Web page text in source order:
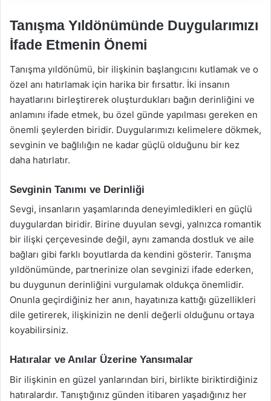
Tanışma Yıldönümünde Duygularımızı
İfade Etmenin Önemi
Tanışma yıldönümü, bir ilişkinin başlangıcını kutlamak ve o
özel anı hatırlamak için harika bir fırsattır. İki insanın
hayatlarını birleştirerek oluşturdukları bağın derinliğini ve
anlamını ifade etmek, bu özel günde yapılması gereken en
önemli şeylerden biridir. Duygularımızı kelimelere dökmek,
sevginin ve bağlılığın ne kadar güçlü olduğunu bir kez
daha hatırlatır.
Sevginin Tanımı ve Derinliği
Sevgi, insanların yaşamlarında deneyimledikleri en güçlü
duygulardan biridir. Birine duyulan sevgi, yalnızca romantik
bir ilişki çerçevesinde değil, aynı zamanda dostluk ve aile
bağları gibi farklı boyutlarda da kendini gösterir. Tanışma
yıldönümünde, partnerinize olan sevginizi ifade ederken,
bu duygunun derinliğini vurgulamak oldukça önemlidir.
Onunla geçirdiğiniz her anın, hayatınıza kattığı güzellikleri
dile getirerek, ilişkinizin ne denli değerli olduğunu ortaya
koyabilirsiniz.
Hatıralar ve Anılar Üzerine Yansımalar
Bir ilişkinin en güzel yanlarından biri, birlikte biriktirdiğiniz
hatıralardır. Tanıştığınız günden itibaren yaşadığınız her